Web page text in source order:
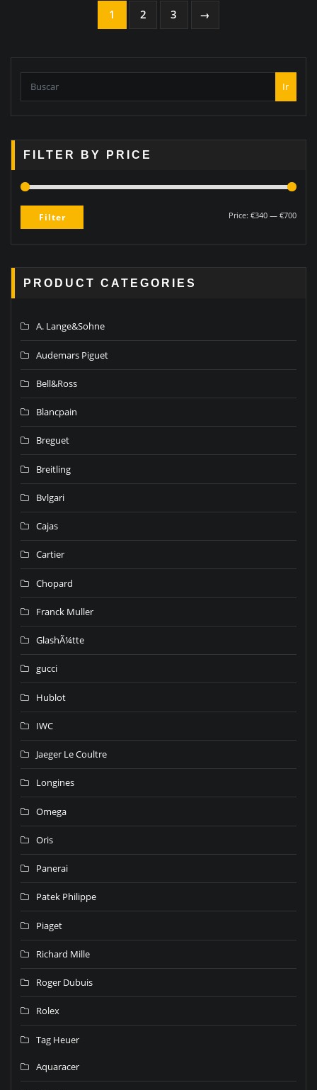
1 2 3 →
Ir
FILTER BY PRICE
Filter Price: €340 — €700
PRODUCT CATEGORIES
A. Lange&Sohne
Audemars Piguet
Bell&Ross
Blancpain
Breguet
Breitling
Bvlgari
Cajas
Cartier
Chopard
Franck Muller
GlashÃ¼tte
gucci
Hublot
IWC
Jaeger Le Coultre
Longines
Omega
Oris
Panerai
Patek Philippe
Piaget
Richard Mille
Roger Dubuis
Rolex
Tag Heuer
Aquaracer